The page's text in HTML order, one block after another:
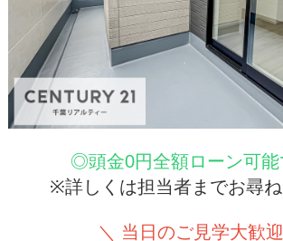
◎頭金0円全額ローン可能
※詳しくは担当者までお尋ね
＼ 当日のご見学大歓